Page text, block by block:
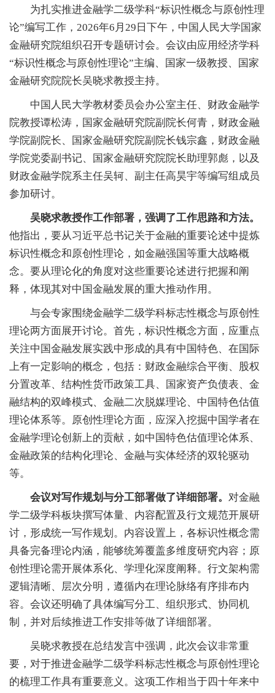
为扎实推进金融学二级学科“标识性概念与原创性理
论”编写工作，2026年6月29日下午，中国人民大学国家
金融研究院组织召开专题研讨会。会议由应用经济学科
“标识性概念与原创性理论”主编、国家一级教授、国家
金融研究院院长吴晓求教授主持。
中国人民大学教材委员会办公室主任、财政金融学
院教授谭松涛，国家金融研究院副院长何青，财政金融
学院副院长、国家金融研究院副院长钱宗鑫，财政金融
学院党委副书记、国家金融研究院院长助理郭彪，以及
财政金融学院系主任吴轲、副主任高昊宇等编写组成员
参加研讨。
吴晓求教授作工作部署，强调了工作思路和方法。
他指出，要从习近平总书记关于金融的重要论述中提炼
标识性概念和原创性理论，如金融强国等重大战略概
念。要从理论化的角度对这些重要论述进行把握和阐
释，体现其对中国金融发展的重大推动作用。
与会专家围绕金融学二级学科标志性概念与原创性
理论两方面展开讨论。首先，标识性概念方面，应重点
关注中国金融发展实践中形成的具有中国特色、在国际
上有一定影响的概念，包括：财政金融综合平衡、股权
分置改革、结构性货币政策工具、国家资产负债表、金
融结构的双峰模式、金融二次脱媒理论、中国特色估值
理论体系等。原创性理论方面，应深入挖掘中国学者在
金融学理论创新上的贡献，如中国特色估值理论体系、
金融政策的结构化理论、金融与实体经济的双轮驱动
等。
会议对写作规划与分工部署做了详细部署。 对金融
学二级学科板块撰写体量、内容配置及行文规范开展研
讨，形成统一写作规划。内容设置上，各标识性概念需
具备完备理论内涵，能够统筹覆盖多维度研究内容；原
创性理论需开展体系化、学理化深度阐释。行文架构需
逻辑清晰、层次分明，遵循内在理论脉络有序排布内
容。会议还明确了具体编写分工、组织形式、协同机
制，并对后续推进工作安排等做了详细部署。
吴晓求教授在总结发言中强调，此次会议非常重
要，对于推进金融学二级学科标志性概念与原创性理论
的梳理工作具有重要意义。这项工作相当于四十年来中